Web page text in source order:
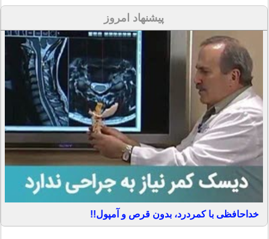
پیشنهاد امروز
خداحافظی با کمردرد، بدون قرص و آمپول!!